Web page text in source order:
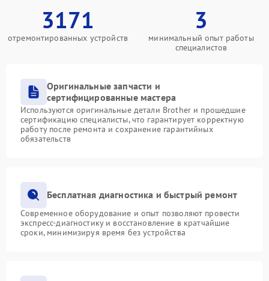
3171
отремонтированных устройств
3
минимальный опыт работы
специалистов
Оригинальные запчасти и
сертифицированные мастера
Используются оригинальные детали Brother и прошедшие
сертификацию специалисты, что гарантирует корректную
работу после ремонта и сохранение гарантийных
обязательств
Бесплатная диагностика и быстрый ремонт
Современное оборудование и опыт позволяют провести
экспресс-диагностику и восстановление в кратчайшие
сроки, минимизируя время без устройства